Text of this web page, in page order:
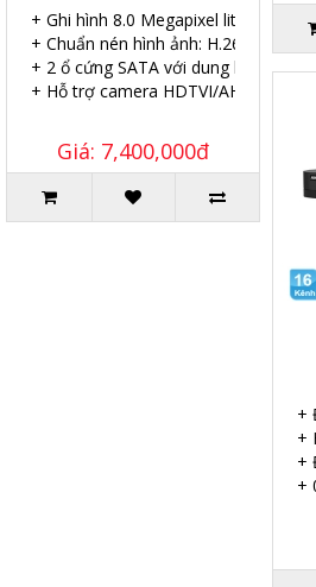
+ Ghi hình 8.0 Megapixel lite 8 kênh.
+ Chuẩn nén hình ảnh: H.265 Pro+/
+ 2 ổ cứng SATA với dung lượng
+ Hỗ trợ camera HDTVI/AHD/CVI/
Giá: 7,400,000đ
+
+
+
+